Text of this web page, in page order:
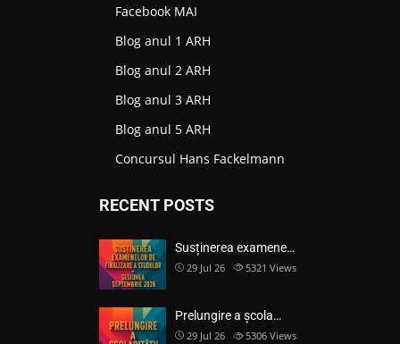
Facebook MAI
Blog anul 1 ARH
Blog anul 2 ARH
Blog anul 3 ARH
Blog anul 5 ARH
Concursul Hans Fackelmann
RECENT POSTS
Susținerea examene…
29 Jul 26 5321 Views
Prelungire a școla…
29 Jul 26 5306 Views